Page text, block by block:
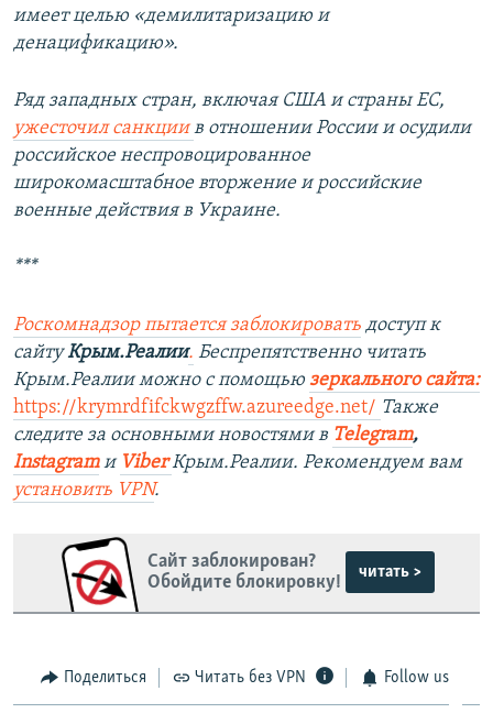
имеет целью «демилитаризацию и
денацификацию».
Ряд западных стран, включая США и страны ЕС,
ужесточил санкциив отношении России и осудили
российское неспровоцированное
широкомасштабное вторжение и российские
военные действия в Украине.
***
Роскомнадзор пытается заблокировать доступ к
сайтуКрым.Реалии. Беспрепятственно читать
Крым.Реалии можно с помощью зеркального сайта:
https://krymrdfifckwgzffw.azureedge.net/ Также
следите за основными новостями в Telegram,
Instagram и ViberКрым.Реалии. Рекомендуем вам
установить VPN.
Сайт заблокирован?
Обойдите блокировку!
читать >
Поделиться Читать без VPN Follow us